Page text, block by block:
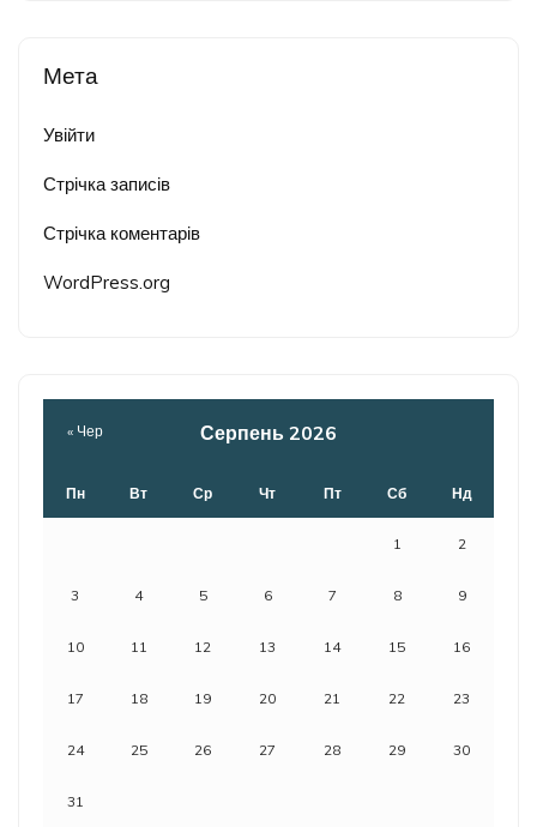
Мета
Увійти
Стрічка записів
Стрічка коментарів
WordPress.org
Серпень 2026
Пн Вт Ср Чт Пт Сб Нд
1 2
3 4 5 6 7 8 9
10 11 12 13 14 15 16
17 18 19 20 21 22 23
24 25 26 27 28 29 30
31
« Чер